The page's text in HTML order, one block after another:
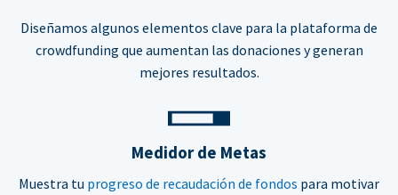
Diseñamos algunos elementos clave para la plataforma de
crowdfunding que aumentan las donaciones y generan
mejores resultados.
Medidor de Metas
Muestra tu progreso de recaudación de fondos para motivar